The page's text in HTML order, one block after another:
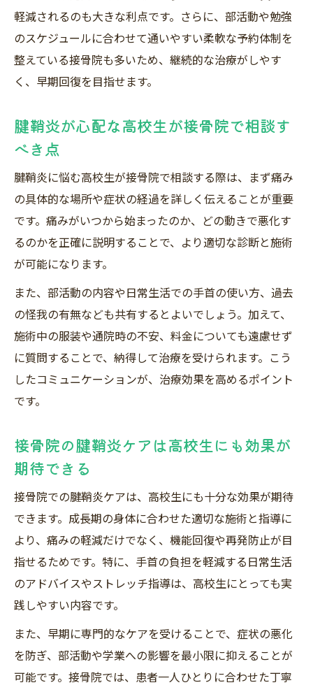
軽減されるのも大きな利点です。さらに、部活動や勉強
のスケジュールに合わせて通いやすい柔軟な予約体制を
整えている接骨院も多いため、継続的な治療がしやす
く、早期回復を目指せます。
腱鞘炎が心配な高校生が接骨院で相談す
べき点
腱鞘炎に悩む高校生が接骨院で相談する際は、まず痛み
の具体的な場所や症状の経過を詳しく伝えることが重要
です。痛みがいつから始まったのか、どの動きで悪化す
るのかを正確に説明することで、より適切な診断と施術
が可能になります。
また、部活動の内容や日常生活での手首の使い方、過去
の怪我の有無なども共有するとよいでしょう。加えて、
施術中の服装や通院時の不安、料金についても遠慮せず
に質問することで、納得して治療を受けられます。こう
したコミュニケーションが、治療効果を高めるポイント
です。
接骨院の腱鞘炎ケアは高校生にも効果が
期待できる
接骨院での腱鞘炎ケアは、高校生にも十分な効果が期待
できます。成長期の身体に合わせた適切な施術と指導に
より、痛みの軽減だけでなく、機能回復や再発防止が目
指せるためです。特に、手首の負担を軽減する日常生活
のアドバイスやストレッチ指導は、高校生にとっても実
践しやすい内容です。
また、早期に専門的なケアを受けることで、症状の悪化
を防ぎ、部活動や学業への影響を最小限に抑えることが
可能です。接骨院では、患者一人ひとりに合わせた丁寧